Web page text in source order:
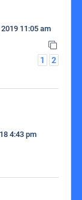
11:05 am
1
2
4:43 pm